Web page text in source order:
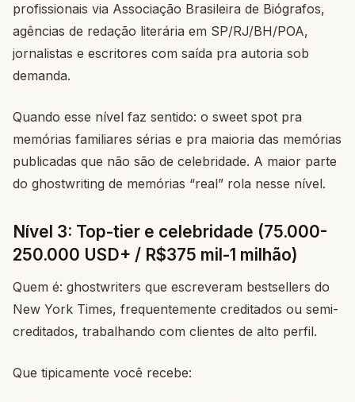
profissionais via Associação Brasileira de Biógrafos,
agências de redação literária em SP/RJ/BH/POA,
jornalistas e escritores com saída pra autoria sob
demanda.
Quando esse nível faz sentido: o sweet spot pra
memórias familiares sérias e pra maioria das memórias
publicadas que não são de celebridade. A maior parte
do ghostwriting de memórias “real” rola nesse nível.
Nível 3: Top-tier e celebridade (75.000-
250.000 USD+ / R$375 mil-1 milhão)
Quem é: ghostwriters que escreveram bestsellers do
New York Times, frequentemente creditados ou semi-
creditados, trabalhando com clientes de alto perfil.
Que tipicamente você recebe: